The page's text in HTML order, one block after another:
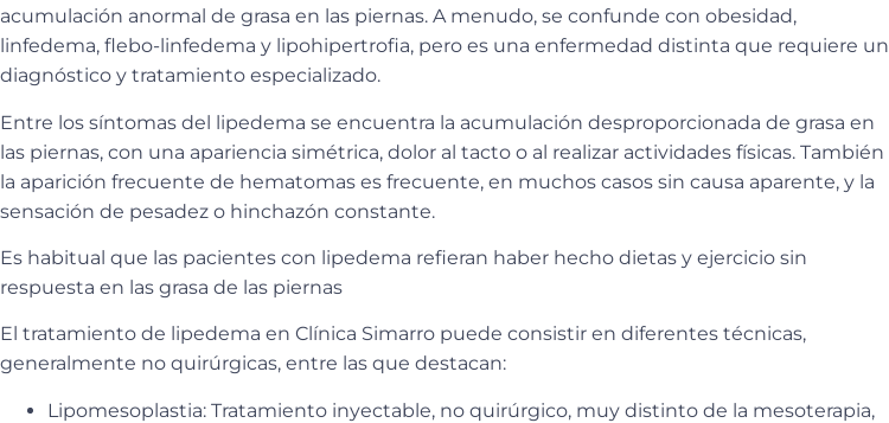
acumulación anormal de grasa en las piernas. A menudo, se confunde con obesidad,
linfedema, flebo-linfedema y lipohipertrofia, pero es una enfermedad distinta que requiere un
diagnóstico y tratamiento especializado.
Entre los síntomas del lipedema se encuentra la acumulación desproporcionada de grasa en
las piernas, con una apariencia simétrica, dolor al tacto o al realizar actividades físicas. También
la aparición frecuente de hematomas es frecuente, en muchos casos sin causa aparente, y la
sensación de pesadez o hinchazón constante.
Es habitual que las pacientes con lipedema refieran haber hecho dietas y ejercicio sin
respuesta en las grasa de las piernas
El tratamiento de lipedema en Clínica Simarro puede consistir en diferentes técnicas,
generalmente no quirúrgicas, entre las que destacan:
Lipomesoplastia: Tratamiento inyectable, no quirúrgico, muy distinto de la mesoterapia,